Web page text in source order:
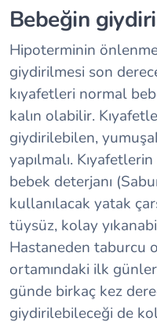
Bebeğin
Hipoterminin
giydirilmesi son
kıyafetleri normal
kalın olabilir.
giydirilebilen,
yapılmalı.
bebek deterjanı
kullanılacak yatak
tüysüz, kolay
Hastaneden taburcu
ortamındaki ilk
günde birkaç kez
giydirilebileceği de